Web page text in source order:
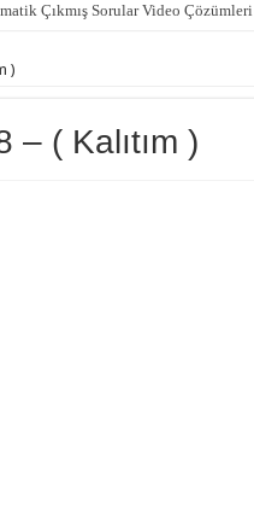
Çıkmış Sorular Video Çözümleri
)
– ( Kalıtım )